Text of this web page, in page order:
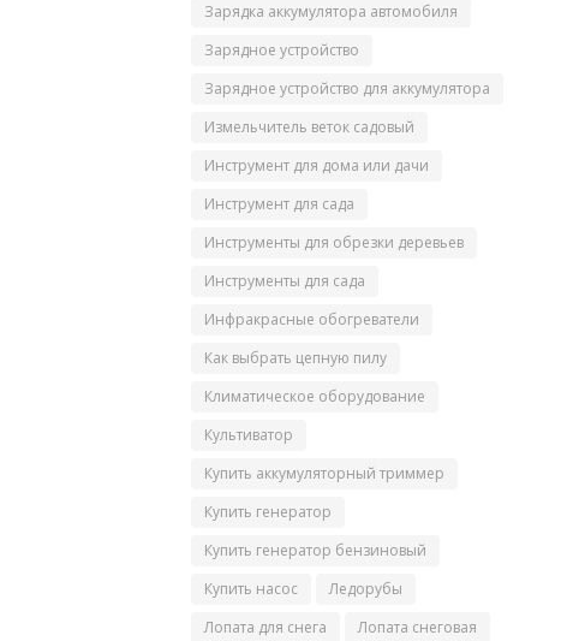
Зарядка аккумулятора автомобиля
Зарядное устройство
Зарядное устройство для аккумулятора
Измельчитель веток садовый
Инструмент для дома или дачи
Инструмент для сада
Инструменты для обрезки деревьев
Инструменты для сада
Инфракрасные обогреватели
Как выбрать цепную пилу
Климатическое оборудование
Культиватор
Купить аккумуляторный триммер
Купить генератор
Купить генератор бензиновый
Купить насос
Ледорубы
Лопата для снега
Лопата снеговая